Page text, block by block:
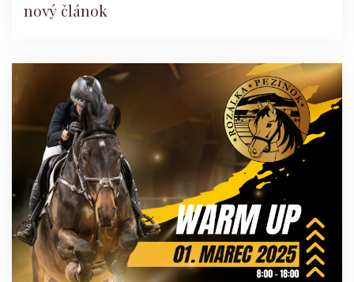
nový článok